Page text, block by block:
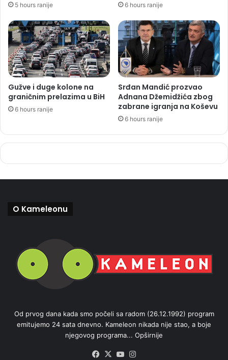
5 hours ranije 6 hours ranije
Gužve i duge kolone na
graničnim prelazima u BiH
6 hours ranije
Srđan Mandić prozvao
Adnana Džemidžića zbog
zabrane igranja na Koševu
6 hours ranije
O Kameleonu
Od prvog dana kada smo počeli sa radom (26.12.1992) program
emitujemo 24 sata dnevno. Kameleon nikada nije stao, a boje
njegovog programa... Opširnije
Facebook
X YouTube